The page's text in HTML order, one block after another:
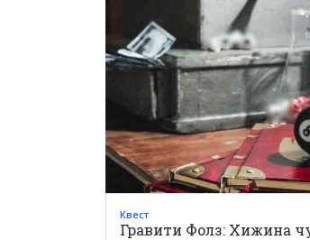
Квест
Гравити Фолз: Хижина